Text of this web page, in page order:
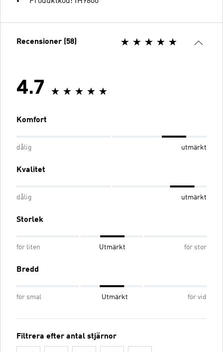
Recensioner (58)
4.7
Komfort
dålig utmärkt
Kvalitet
dålig utmärkt
Storlek
för liten Utmärkt för stor
Bredd
för smal Utmärkt för vid
Filtrera efter antal stjärnor